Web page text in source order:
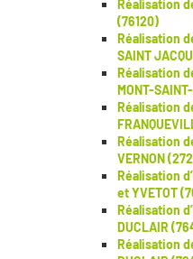
Réalisation
(76120)
Réalisation
SAINT
Réalisation
MONT-
Réalisation
Réalisation
VERNON
Réalisation
et YVETOT
Réalisation
DUCLAIR
Réalisation